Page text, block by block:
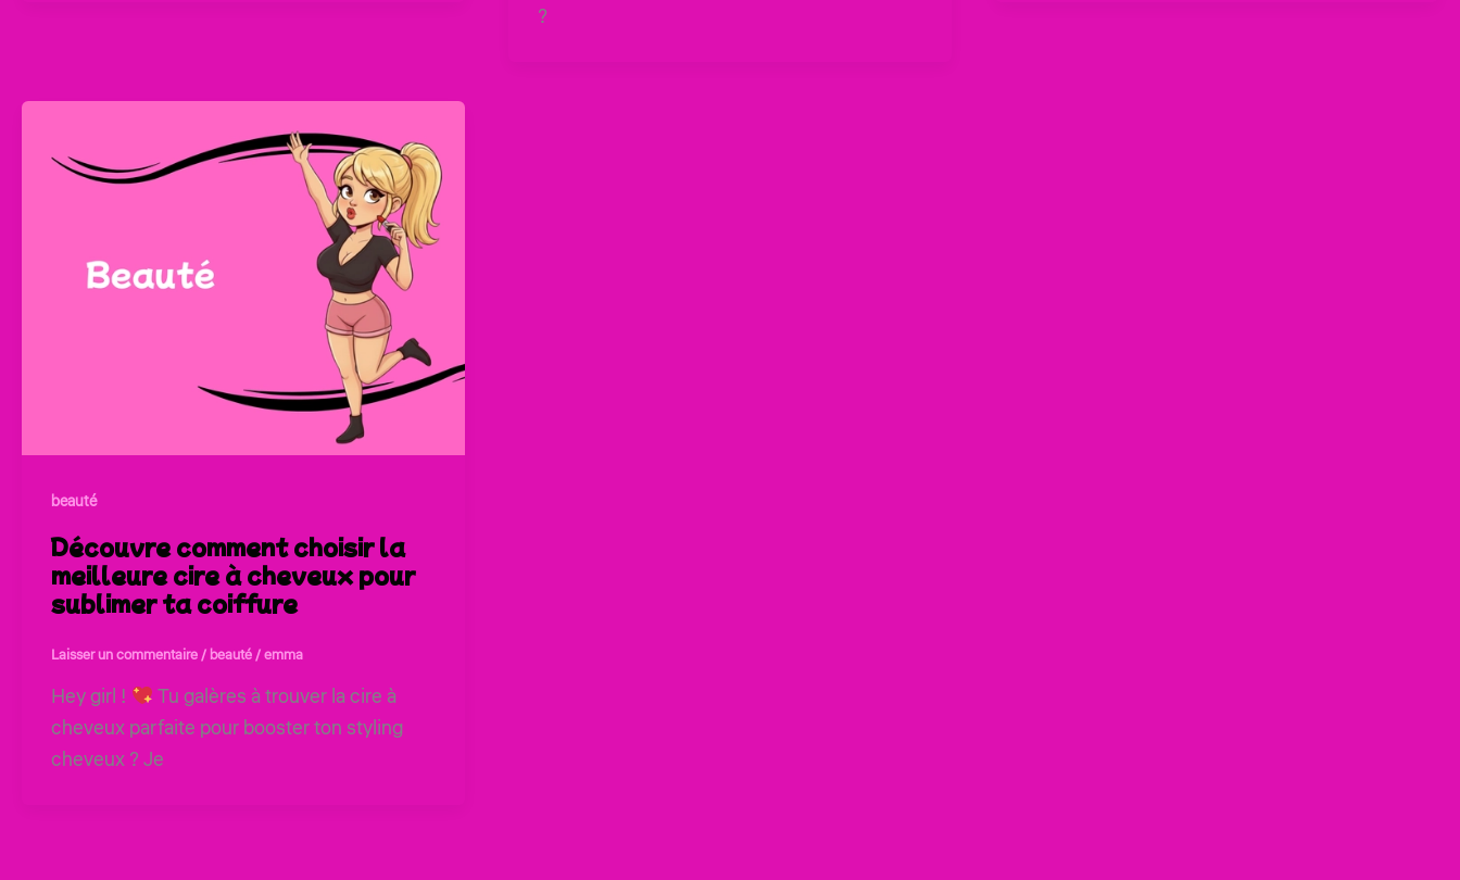
?
beauté
Découvre comment choisir la
meilleure cire à cheveux pour
sublimer ta coiffure
Laisser un commentaire/ beauté/emma
Hey girl !
Tu galères à trouver la cire à
cheveux parfaite pour booster ton styling
cheveux ? Je